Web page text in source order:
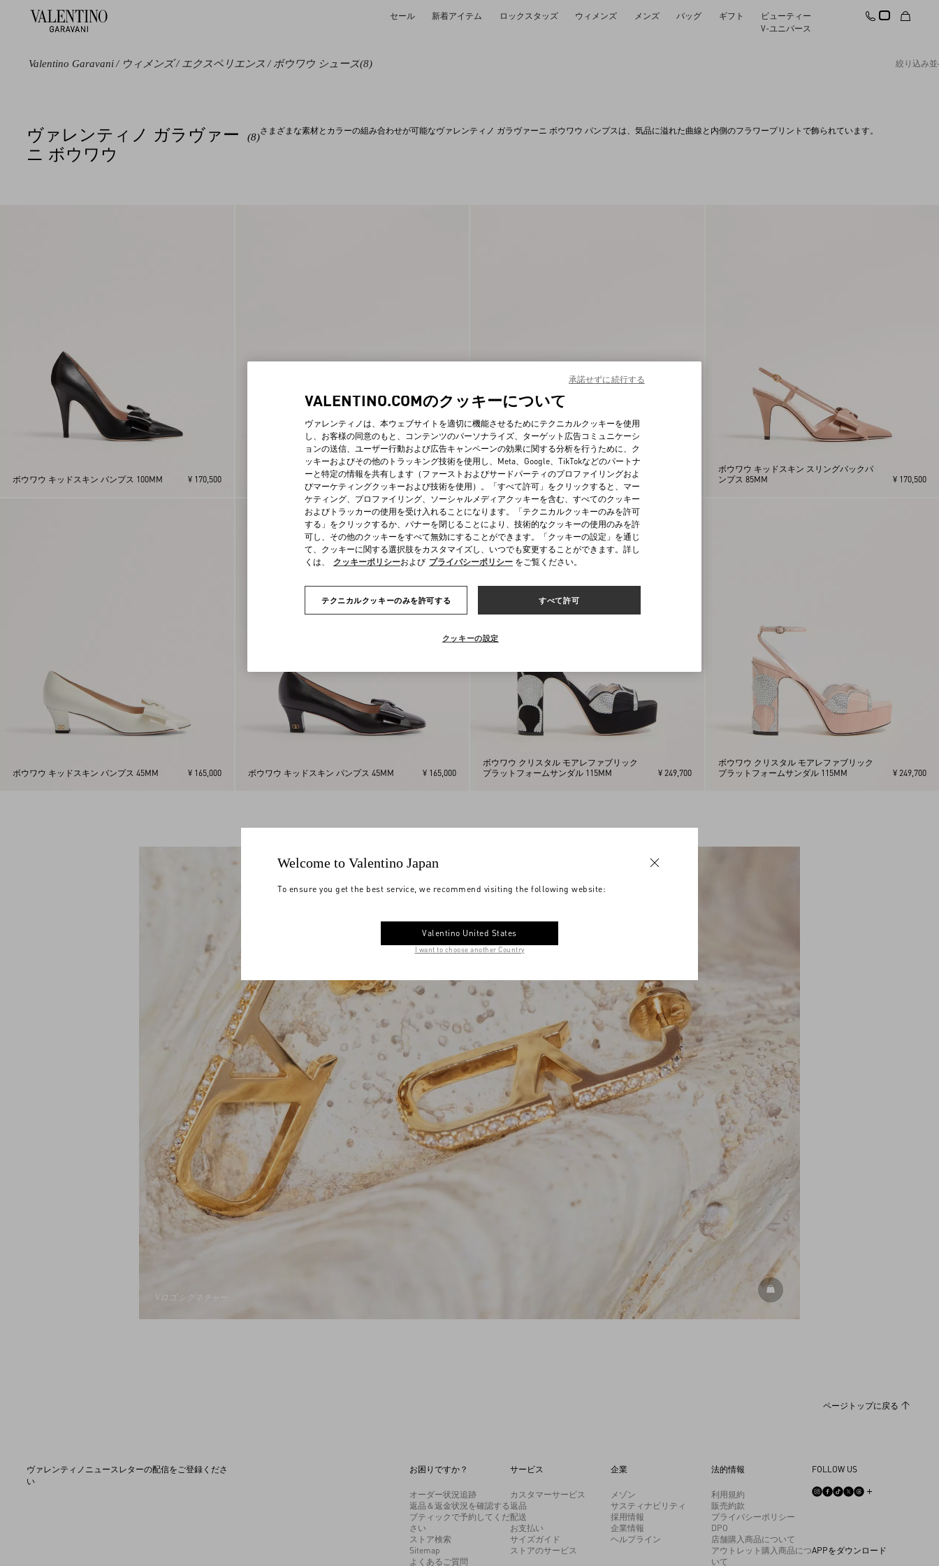
セール 新着アイテム ロックスタッズ ウィメンズ メンズ バッグ ギフト
ビューティー
V-ユニバース
Valentino Garavani/ ウィメンズ/ エクスペリエンス / ボウワウ シューズ(8) 絞り込み
ブラック
ホワイト
サンダル
パンプス & スリ
22
ヴァレンティノ ガラヴァー
ニ ボウワウ
(8)
さまざまな素材とカラーの組み合わせが可能なヴァレンティノ ガラヴァーニ ボウワウ パンプスは、気品に溢れた曲線と内側のフラワープリントで飾られています。
ボウワウ キッドスキン パンプス 100MM ¥ 170,500
ボウワウ キッドスキン スリングバックパ
¥ 170,500
ボウワウ キッドスキン スリングバックパ
ンプス 85MM
ボウワウ キッドスキン スリングバックパ
ンプス 85MM
¥ 170,500
ボウワウ キッドスキン パンプス 45MM ¥ 165,000 ボウワウ キッドスキン パンプス 45MM ¥ 165,000
ボウワウ クリスタル モアレファブリック
プラットフォームサンダル 115MM
¥ 249,700
ボウワウ クリスタル モアレファブリック
プラットフォームサンダル 115MM
¥ 249,700
DISCOVER MORE
Vロゴ シグネチャー
ページトップに戻る
ヴァレンティノニュースレターの配信をご登録くださ
い
お困りですか？
オーダー状況追跡
返品＆返金状況を確認する
ブティックで予約してくだ
さい
ストア検索
Sitemap
よくあるご質問
サービス
カスタマーサービス
返品
配送
お支払い
サイズガイド
ストアのサービス
企業
メゾン
サスティナビリティ
採用情報
企業情報
ヘルプライン
法的情報
利用規約
販売約款
プライバシーポリシー
DPO
店舗購入商品について
アウトレット購入商品につ
いて
FOLLOW US
APPをダウンロード
Welcome to Valentino Japan
To ensure you get the best service, we recommend visiting the following website:
Valentino United States
I want to choose another Country
VALENTINO.COMのクッキーについて
ヴァレンティノは、本ウェブサイトを適切に機能させるためにテクニカルクッキーを使用
し、お客様の同意のもと、コンテンツのパーソナライズ、ターゲット広告コミュニケーシ
ョンの送信、ユーザー行動および広告キャンペーンの効果に関する分析を行うために、ク
ッキーおよびその他のトラッキング技術を使用し、Meta、Google、TikTokなどのパートナ
ーと特定の情報を共有します（ファーストおよびサードパーティのプロファイリングおよ
びマーケティングクッキーおよび技術を使用）。「すべて許可」をクリックすると、マー
ケティング、プロファイリング、ソーシャルメディアクッキーを含む、すべてのクッキー
およびトラッカーの使用を受け入れることになります。「テクニカルクッキーのみを許可
する」をクリックするか、バナーを閉じることにより、技術的なクッキーの使用のみを許
可し、その他のクッキーをすべて無効にすることができます。「クッキーの設定」を通じ
て、クッキーに関する選択肢をカスタマイズし、いつでも変更することができます。詳し
くは、
クッキーポリシーおよび プライバシーポリシー をご覧ください。
テクニカルクッキーのみを許可する すべて許可
クッキーの設定
承諾せずに続行する